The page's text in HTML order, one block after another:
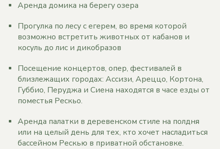
Аренда домика на берегу озера
Прогулка по лесу с егерем, во время которой
возможно встретить животных от кабанов и
косуль до лис и дикобразов
Посещение концертов, опер, фестивалей в
близлежащих городах: Ассизи, Ареццо, Кортона,
Губбио, Перуджа и Сиена находятся в часе езды от
поместья Рескьо.
Аренда палатки в деревенском стиле на полдня
или на целый день для тех, кто хочет насладиться
бассейном Рескью в приватной обстановке.